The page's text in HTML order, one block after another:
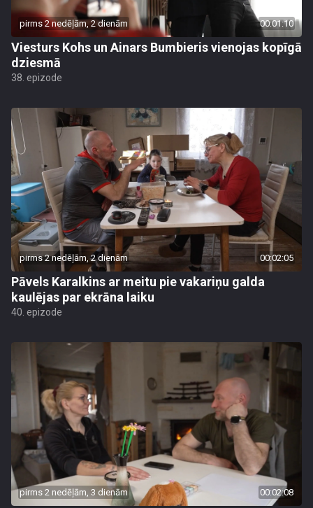
pirms 2 nedēļām, 2 dienām 00:01:10
Viesturs Kohs un Ainars Bumbieris vienojas kopīgā
dziesmā
38. epizode
pirms 2 nedēļām, 2 dienām 00:02:05
Pāvels Karalkins ar meitu pie vakariņu galda
kaulējas par ekrāna laiku
40. epizode
pirms 2 nedēļām, 3 dienām 00:02:08